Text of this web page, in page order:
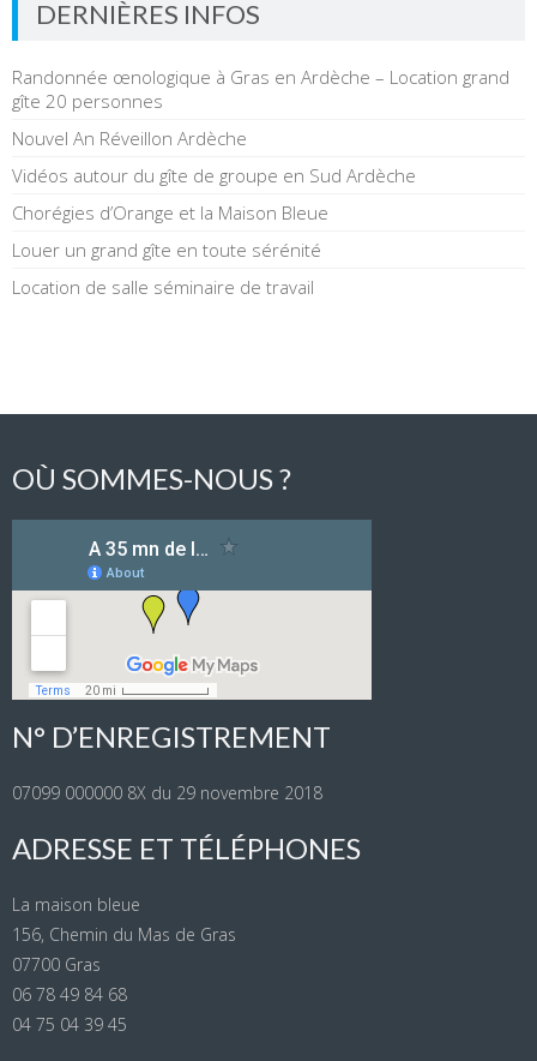
DERNIÈRES INFOS
Randonnée œnologique à Gras en Ardèche – Location grand
gîte 20 personnes
Nouvel An Réveillon Ardèche
Vidéos autour du gîte de groupe en Sud Ardèche
Chorégies d’Orange et la Maison Bleue
Louer un grand gîte en toute sérénité
Location de salle séminaire de travail
OÙ SOMMES-NOUS ?
N° D’ENREGISTREMENT
07099 000000 8X du 29 novembre 2018
ADRESSE ET TÉLÉPHONES
La maison bleue
156, Chemin du Mas de Gras
07700 Gras
06 78 49 84 68
04 75 04 39 45